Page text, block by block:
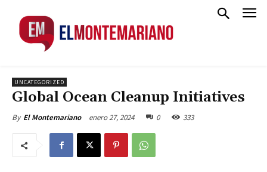
UNCATEGORIZED
Global Ocean Cleanup Initiatives
By El Montemariano enero 27, 2024 0 333